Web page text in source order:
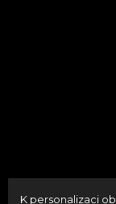
K personalizaci